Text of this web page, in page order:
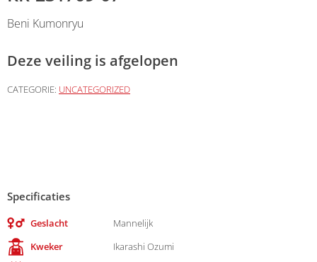
Beni Kumonryu
Deze veiling is afgelopen
CATEGORIE: UNCATEGORIZED
Specificaties
Geslacht
Mannelijk
Kweker
Ikarashi Ozumi